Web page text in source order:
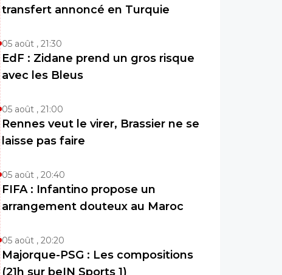
transfert annoncé en Turquie
05 août , 21:30
EdF : Zidane prend un gros risque
avec les Bleus
05 août , 21:00
Rennes veut le virer, Brassier ne se
laisse pas faire
05 août , 20:40
FIFA : Infantino propose un
arrangement douteux au Maroc
05 août , 20:20
Majorque-PSG : Les compositions
(21h sur beIN Sports 1)